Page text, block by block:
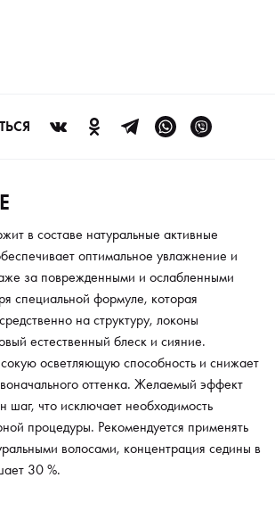
имеет высокую осветляющую
интенсивность первоначального
крем-краску с натуральными
седины в которых не превышает 30
в составе натуральные активные
оптимальное увлажнение и
за поврежденными и ослабленными
специальной формуле, которая
на структуру, локоны
естественный блеск и сияние.
осветляющую способность и снижает
оттенка. Желаемый эффект
шаг, что исключает необходимость
процедуры. Рекомендуется применять
волосами, концентрация седины в
30 %.